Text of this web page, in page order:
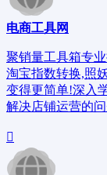
电商工具网
聚销量工具箱专
淘宝指数转换,照
变得更简单!深入
解决店铺运营的